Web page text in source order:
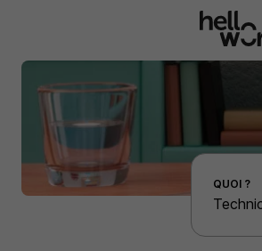
Effectuer une recherche d'emploi par localité
QUOI ?